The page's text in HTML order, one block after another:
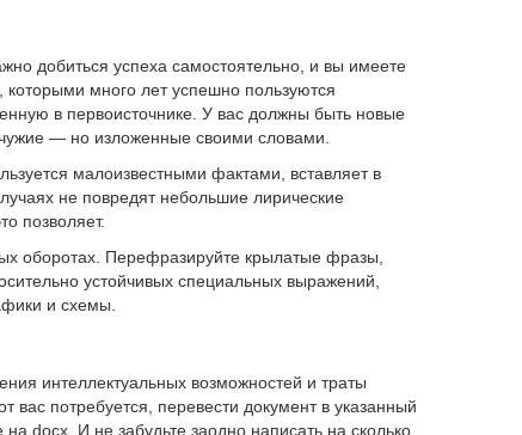
добиться успеха самостоятельно, и вы имеете
которыми много лет успешно пользуются
в первоисточнике. У вас должны быть новые
— но изложенные своими словами.
малоизвестными фактами, вставляет в
не повредят небольшие лирические
позволяет.
оборотах. Перефразируйте крылатые фразы,
устойчивых специальных выражений,
и схемы.
интеллектуальных возможностей и траты
вас потребуется, перевести документ в указанный
docx. И не забудьте заодно написать на сколько